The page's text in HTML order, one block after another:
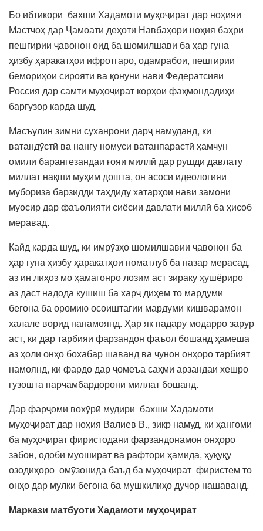
Бо ибтикори бахши Хадамоти муҳоҷират дар ноҳияи
Мастчоҳ дар Ҷамоати деҳоти Навбаҳори ноҳия баҳри
пешгирии ҷавонон оид ба шомилшави ба ҳар гуна
ҳизбу ҳаракатҳои ифротгаро, одамрабоӣ, пешгирии
бемориҳои сироятӣ ва қонуни нави Федератсияи
Россия дар самти муҳоҷират корҳои фаҳмондадиҳи
баргузор карда шуд.
Масъулин зимни суханронӣ дарҷ намуданд, ки
ватандӯстӣ ва нангу номуси ватанпарастӣ ҳамчун
омили барангезандаи ғояи миллӣ дар рушди давлату
миллат нақши муҳим дошта, он асоси идеологияи
мубориза барзидди таҳдиду хатарҳои нави замони
муосир дар фаъолияти сиёсии давлати миллӣ ба ҳисоб
меравад.
Кайд карда шуд, ки имрӯзҳо шомилшавии ҷавонон ба
ҳар гуна ҳизбу ҳаракатҳои номатлуб ба назар мерасад,
аз ин лиҳоз мо ҳамагонро лозим аст зираку ҳушёриро
аз даст надода кӯшиш ба харҷ диҳем то мардуми
бегона ба оромию осоиштагии мардуми кишварамон
халале ворид нанамоянд. Ҳар як падару модарро зарур
аст, ки дар тарбияи фарзандон фаъол бошанд ҳамеша
аз ҳоли онҳо бохабар шаванд ва чунон онҳоро тарбият
намоянд, ки фардо дар ҷомеъа саҳми арзандаи хешро
гузошта парчамбардорони миллат бошанд.
Дар фарҷоми вохӯрӣ мудири бахши Хадамоти
муҳоҷират дар ноҳия Валиев В., зикр намуд, ки ҳангоми
ба муҳоҷират фиристодани фарзандонамон онҳоро
забон, одоби муошират ва рафтори ҳамида, ҳуқуқу
озодиҳоро омӯзонида баъд ба муҳоҷират фиристем то
онҳо дар мулки бегона ба мушкилиҳо дучор нашаванд.
Маркази матбуоти Хадамоти муҳоҷират